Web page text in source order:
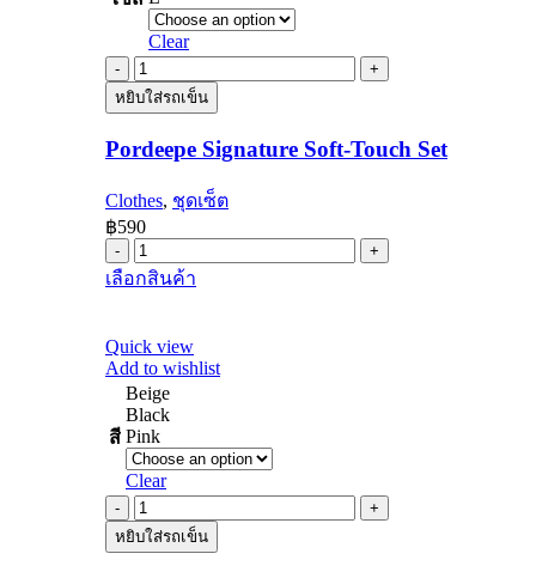
Clear
Pordeepe
Signature
Soft-
Set
หยิบใส่รถเข็น
Pordeepe Signature Soft-Touch Set
Clothes, ชุดเซ็ต
฿590
Pordeepe
Signature
Soft-
quantity
เลือกสินค้า
product
variants.
The
be
chosen
product
page
Quick view
Add to wishlist
สี
Beige
Black
Pink
Clear
กระเป๋า
คาด
หยิบใส่รถเข็น